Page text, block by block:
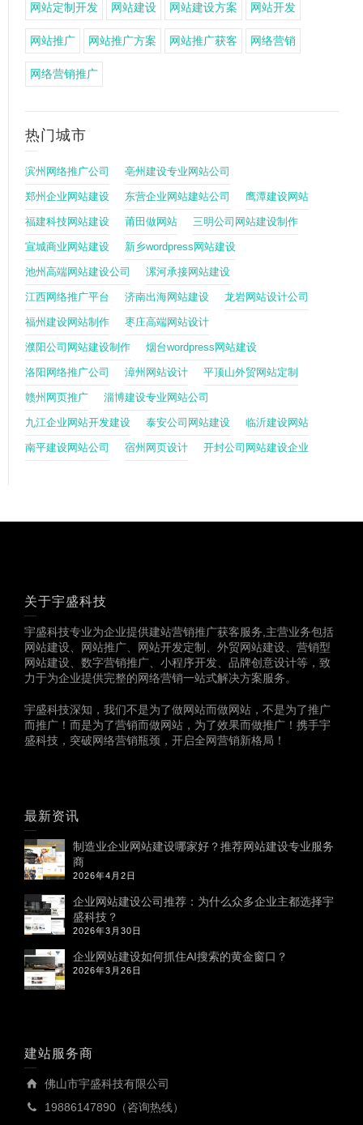
网站定制开发 网站建设 网站建设方案 网站开发
网站推广 网站推广方案 网站推广获客 网络营销
网络营销推广
热门城市
滨州网络推广公司 亳州建设专业网站公司
郑州企业网站建设 东营企业网站建站公司 鹰潭建设网站
福建科技网站建设 莆田做网站 三明公司网站建设制作
宣城商业网站建设 新乡wordpress网站建设
池州高端网站建设公司 漯河承接网站建设
江西网络推广平台 济南出海网站建设 龙岩网站设计公司
福州建设网站制作 枣庄高端网站设计
濮阳公司网站建设制作 烟台wordpress网站建设
洛阳网络推广公司 漳州网站设计 平顶山外贸网站定制
赣州网页推广 淄博建设专业网站公司
九江企业网站开发建设 泰安公司网站建设 临沂建设网站
南平建设网站公司 宿州网页设计 开封公司网站建设企业
关于宇盛科技
宇盛科技专业为企业提供建站营销推广获客服务,主营业务包括
网站建设、网站推广、网站开发定制、外贸网站建设、营销型
网站建设、数字营销推广、小程序开发、品牌创意设计等，致
力于为企业提供完整的网络营销一站式解决方案服务。
宇盛科技深知，我们不是为了做网站而做网站，不是为了推广
而推广！而是为了营销而做网站，为了效果而做推广！携手宇
盛科技，突破网络营销瓶颈，开启全网营销新格局！
最新资讯
制造业企业网站建设哪家好？推荐网站建设专业服务
商
2026年4月2日
企业网站建设公司推荐：为什么众多企业主都选择宇
盛科技？
2026年3月30日
企业网站建设如何抓住AI搜索的黄金窗口？
2026年3月26日
建站服务商
佛山市宇盛科技有限公司
19886147890（咨询热线）